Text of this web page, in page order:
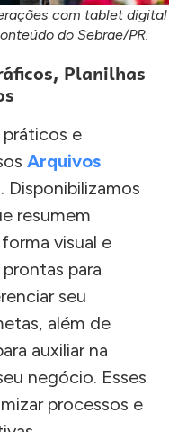
com tablet digital
do Sebrae/PR.
Planilhas
práticos e
Arquivos
Disponibilizamos
resumem
visual e
para
seu
além de
auxiliar na
negócio. Esses
processos e